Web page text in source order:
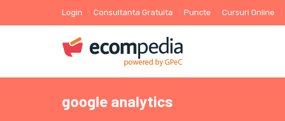
Login Consultanta Gratuita Puncte Cursuri Online
google analytics